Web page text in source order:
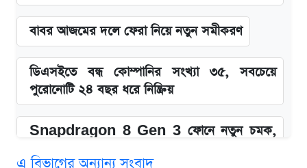
বাবর আজমের দলে ফেরা নিয়ে নতুন সমীকরণ
ডিএসইতে বন্ধ কোম্পানির সংখ্যা ৩৫, সবচেয়ে
পুরোনোটি ২৪ বছর ধরে নিষ্ক্রিয়
Snapdragon 8 Gen 3 ফোনে নতুন চমক,
এ বিভাগের অন্যান্য সংবাদ